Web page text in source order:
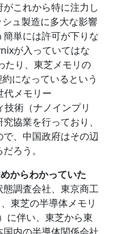
これから特に注力し
ュ製造に多大な影響
単には許可が下りな
が入っていてはな
たり、東芝メモリの
になっているという
代メモリー
技術（ナノインプリ
協業を行っており、
、中国政府はその辺
ろう。
からわかっていた
調査会社、東京商工
東芝の半導体メモリ
に伴い、東芝から東